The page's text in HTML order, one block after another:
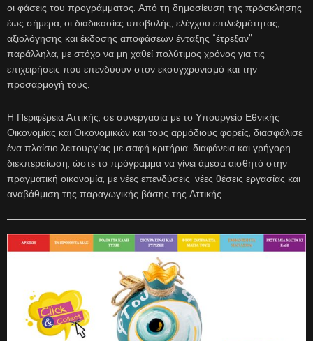
οι φάσεις του προγράμματος. Από τη δημοσίευση της πρόσκλησης
έως σήμερα, οι διαδικασίες υποβολής, ελέγχου επιλεξιμότητας,
αξιολόγησης και έκδοσης αποφάσεων ένταξης “έτρεξαν”
παράλληλα, με στόχο να μη χαθεί πολύτιμος χρόνος για τις
επιχειρήσεις που επενδύουν στον εκσυγχρονισμό και την
προσαρμογή τους.
Η Περιφέρεια Αττικής, σε συνεργασία με το Υπουργείο Εθνικής
Οικονομίας και Οικονομικών και τους αρμόδιους φορείς, διασφάλισε
ένα πλαίσιο λειτουργίας με σαφή κριτήρια, διαφάνεια και γρήγορη
διεκπεραίωση, ώστε το πρόγραμμα να γίνει άμεσα αισθητό στην
πραγματική οικονομία, με νέες επενδύσεις, νέες θέσεις εργασίας και
αναβάθμιση της παραγωγικής βάσης της Αττικής.